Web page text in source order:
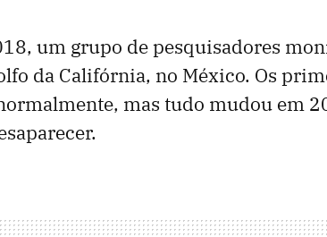
um grupo de pesquisadores
da Califórnia, no México. Os
mas tudo mudou em